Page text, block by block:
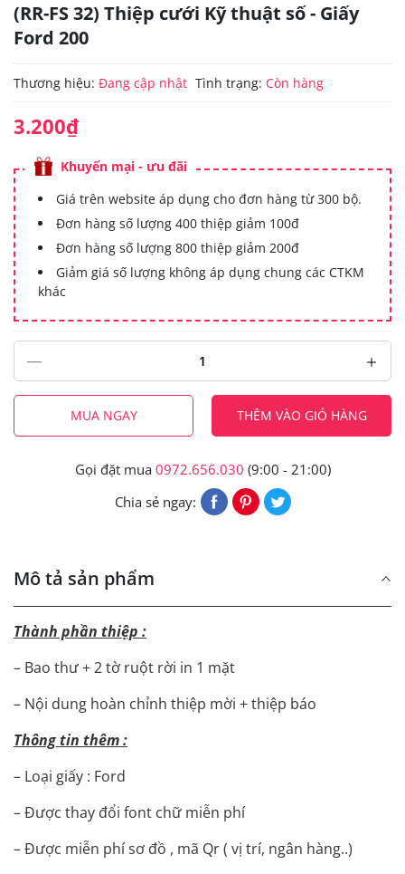
(RR-FS 32) Thiệp cưới Kỹ thuật số - Giấy
Ford 200
Thương hiệu: Đang cập nhật Tình trạng: Còn hàng
3.200₫
Khuyến mại - ưu đãi
Giá trên website áp dụng cho đơn hàng từ 300 bộ.
Đơn hàng số lượng 400 thiệp giảm 100đ
Đơn hàng số lượng 800 thiệp giảm 200đ
Giảm giá số lượng không áp dụng chung các CTKM
khác
MUA NGAY THÊM VÀO GIỎ HÀNG
Gọi đặt mua 0972.656.030 (9:00 - 21:00)
Chia sẻ ngay:
Mô tả sản phẩm
Thành phần thiệp :
– Bao thư + 2 tờ ruột rời in 1 mặt
– Nội dung hoàn chỉnh thiệp mời + thiệp báo
Thông tin thêm :
– Loại giấy : Ford
– Được thay đổi font chữ miễn phí
– Được miễn phí sơ đồ , mã Qr ( vị trí, ngân hàng..)